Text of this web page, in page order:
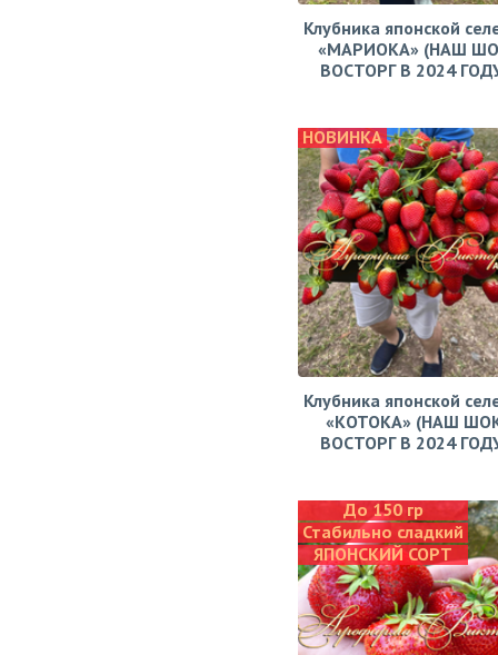
Клубника японской
«МАРИОКА» (НАШ
ВОСТОРГ В 2024
НОВИНКА
Клубника японской
«КОТОКА» (НАШ
ВОСТОРГ В 2024
До 150 гр
Стабильно сладкий
ЯПОНСКИЙ СОРТ